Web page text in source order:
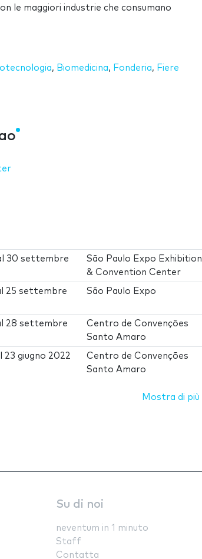
le maggiori industrie che consumano
, Biomedicina, Fonderia, Fiere
30 settembre
São Paulo Expo Exhibition
& Convention Center
25 settembre
São Paulo Expo
28 settembre
Centro de Convenções
Santo Amaro
23 giugno 2022
Centro de Convenções
Santo Amaro
Mostra di più
Su di noi
neventum in 1 minuto
Staff
Contatta